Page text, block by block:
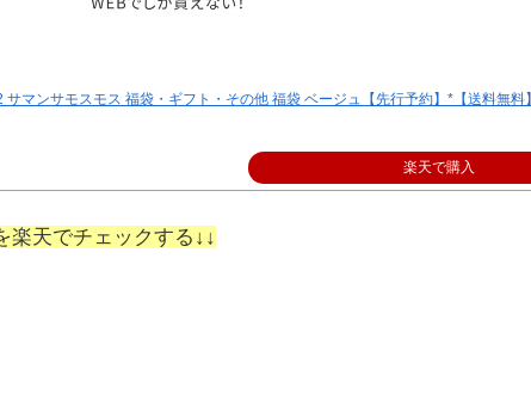
マンサモスモス 福袋・ギフト・その他 福袋 ベージュ【先行予約】*【送料無料】
楽天で購入
楽天でチェックする↓↓